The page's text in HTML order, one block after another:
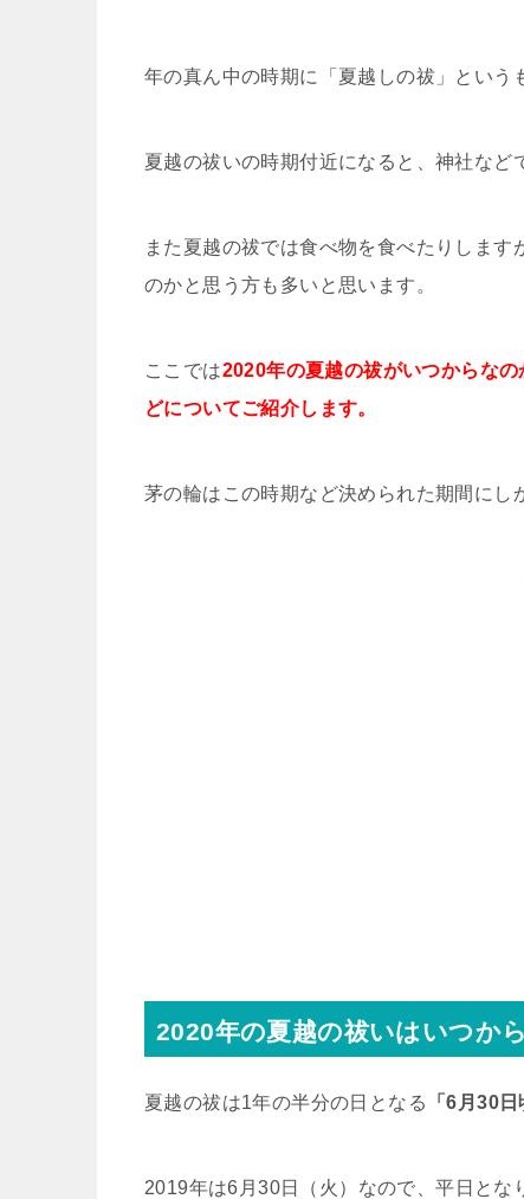
年の真ん中の時期に「夏越しの祓」という
夏越の祓いの時期付近になると、神社など
また夏越の祓では食べ物を食べたりしま
のかと思う方も多いと思います。
ここでは2020年の夏越の祓がいつからな
どについてご紹介します。
茅の輪はこの時期など決められた期間にし
2020年の夏越の祓いはいつか
夏越の祓は1年の半分の日となる 「6月30日
2019年は6月30日（火）なので、平日とな